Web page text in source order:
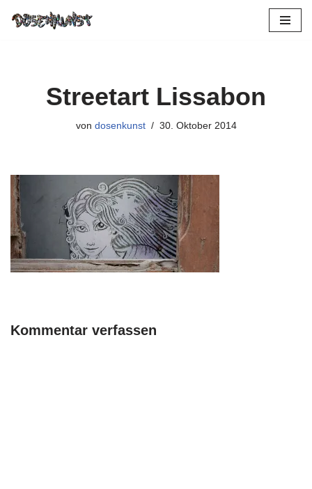
Streetart Lissabon
von dosenkunst 30. Oktober 2014
Kommentar verfassen